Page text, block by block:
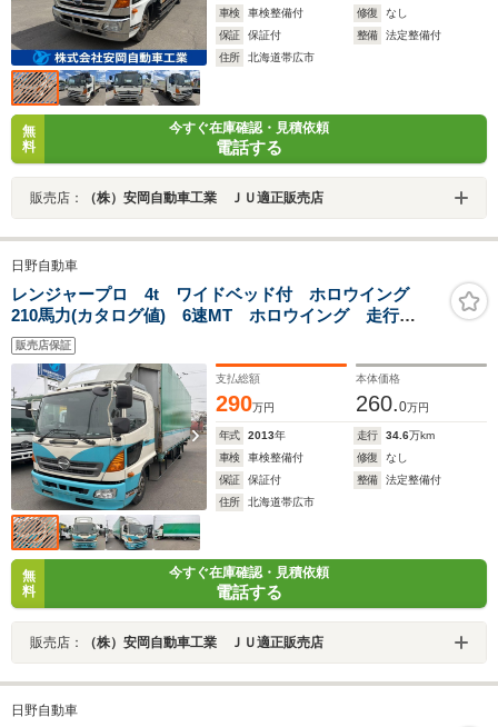
車検
車検整備付 修復
なし
保証
保証付 整備
法定整備付
住所
北海道帯広市
無
料
今すぐ在庫確認・見積依頼
電話する
販売店： （株）安岡自動車工業 ＪＵ適正販売店
日野自動車
レンジャープロ 4t ワイドベッド付 ホロウイング
210馬力(カタログ値) 6速MT ホロウイング 走行
345900km 車検整備付
販売店保証
支払総額
290万円
本体価格
260.0万円
年式 2013年 走行 34.6万km
車検
車検整備付 修復
なし
保証
保証付 整備
法定整備付
住所
北海道帯広市
無
料
今すぐ在庫確認・見積依頼
電話する
販売店： （株）安岡自動車工業 ＪＵ適正販売店
日野自動車